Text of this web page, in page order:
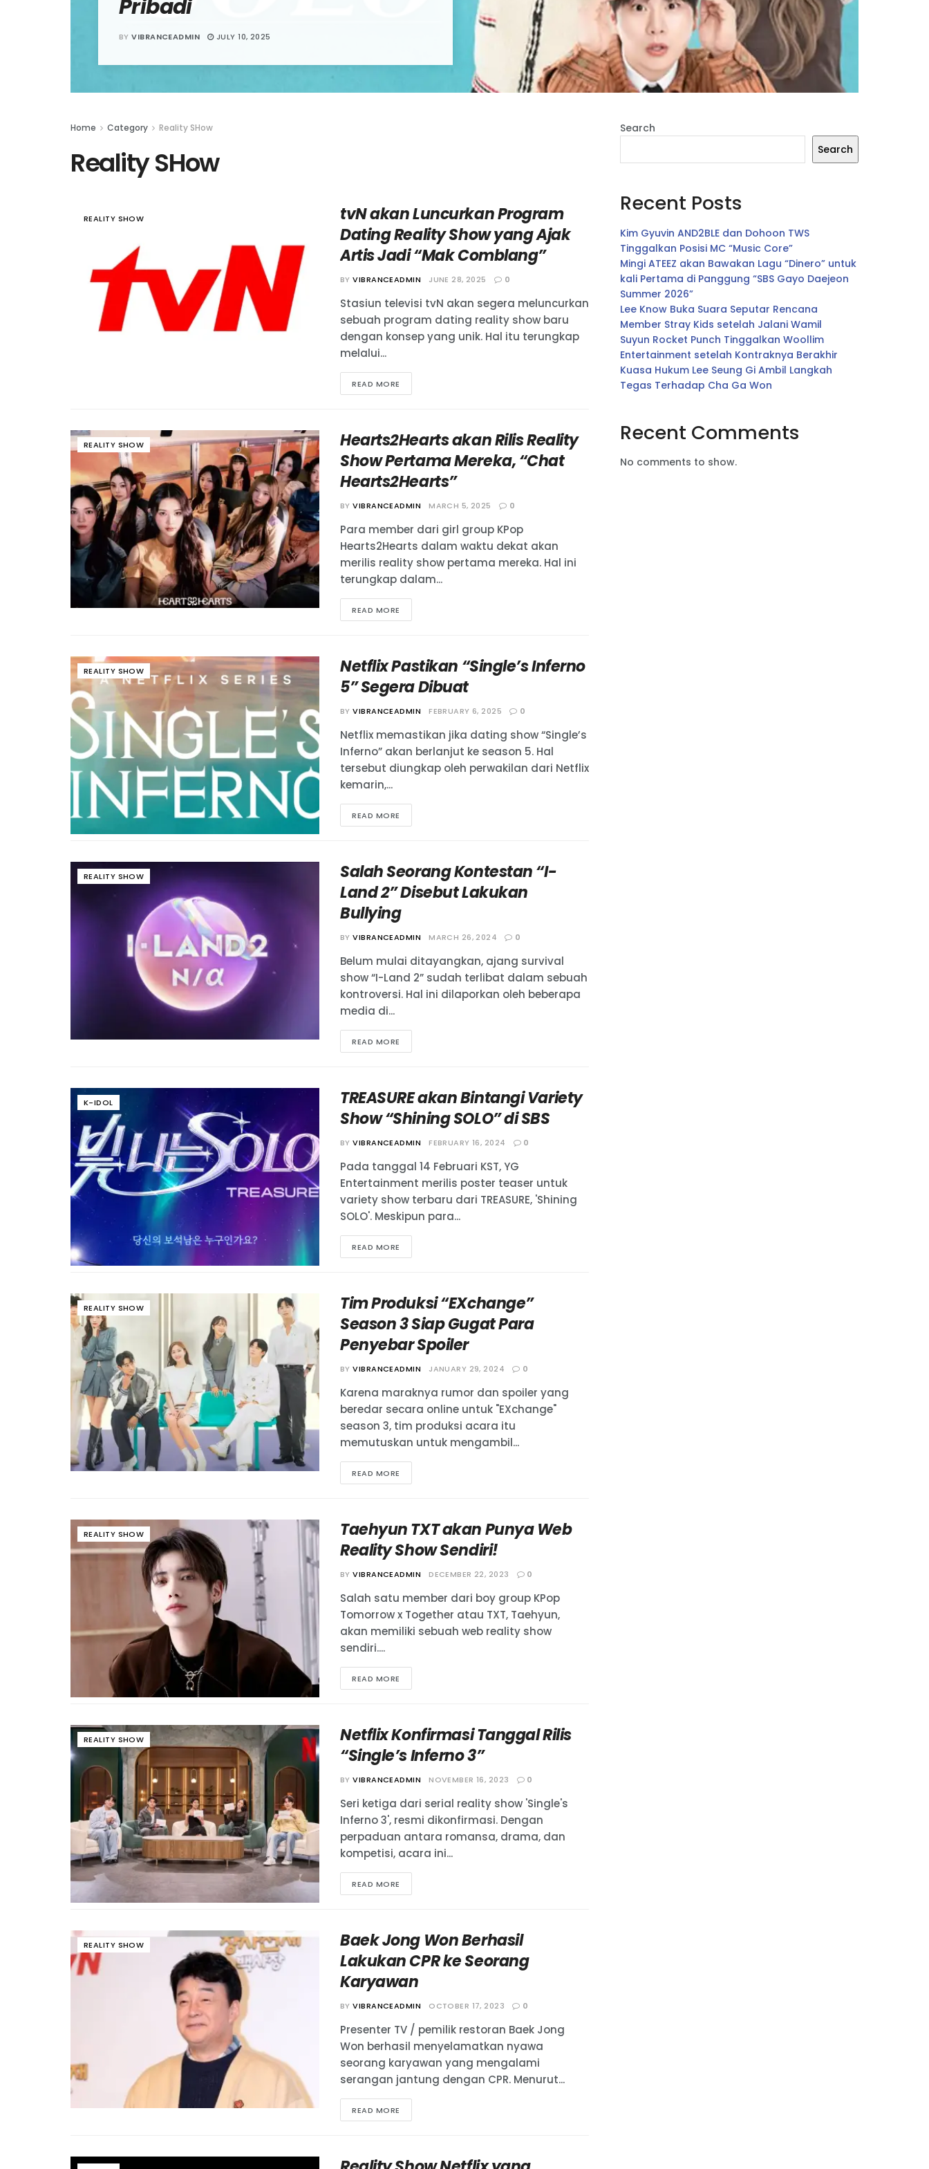
Pribadi
BY VIBRANCEADMIN JULY 10, 2025
Home Category Reality SHow
Reality SHow
REALITY SHOW
tvN akan Luncurkan Program
Dating Reality Show yang Ajak
Artis Jadi “Mak Comblang”
BY VIBRANCEADMIN JUNE 28, 2025 0
Stasiun televisi tvN akan segera meluncurkan
sebuah program dating reality show baru
dengan konsep yang unik. Hal itu terungkap
melalui...
READ MORE
REALITY SHOW
Hearts2Hearts akan Rilis Reality
Show Pertama Mereka, “Chat
Hearts2Hearts”
BY VIBRANCEADMIN MARCH 5, 2025 0
Para member dari girl group KPop
Hearts2Hearts dalam waktu dekat akan
merilis reality show pertama mereka. Hal ini
terungkap dalam...
READ MORE
REALITY SHOW
Netflix Pastikan “Single’s Inferno
5” Segera Dibuat
BY VIBRANCEADMIN FEBRUARY 6, 2025 0
Netflix memastikan jika dating show “Single’s
Inferno” akan berlanjut ke season 5. Hal
tersebut diungkap oleh perwakilan dari Netflix
kemarin,...
READ MORE
REALITY SHOW
Salah Seorang Kontestan “I-
Land 2” Disebut Lakukan
Bullying
BY VIBRANCEADMIN MARCH 26, 2024 0
Belum mulai ditayangkan, ajang survival
show “I-Land 2” sudah terlibat dalam sebuah
kontroversi. Hal ini dilaporkan oleh beberapa
media di...
READ MORE
K-IDOL
TREASURE akan Bintangi Variety
Show “Shining SOLO” di SBS
BY VIBRANCEADMIN FEBRUARY 16, 2024 0
Pada tanggal 14 Februari KST, YG
Entertainment merilis poster teaser untuk
variety show terbaru dari TREASURE, 'Shining
SOLO'. Meskipun para...
READ MORE
REALITY SHOW
Tim Produksi “EXchange”
Season 3 Siap Gugat Para
Penyebar Spoiler
BY VIBRANCEADMIN JANUARY 29, 2024 0
Karena maraknya rumor dan spoiler yang
beredar secara online untuk "EXchange"
season 3, tim produksi acara itu
memutuskan untuk mengambil...
READ MORE
REALITY SHOW
Taehyun TXT akan Punya Web
Reality Show Sendiri!
BY VIBRANCEADMIN DECEMBER 22, 2023 0
Salah satu member dari boy group KPop
Tomorrow x Together atau TXT, Taehyun,
akan memiliki sebuah web reality show
sendiri....
READ MORE
REALITY SHOW
Netflix Konfirmasi Tanggal Rilis
“Single’s Inferno 3”
BY VIBRANCEADMIN NOVEMBER 16, 2023 0
Seri ketiga dari serial reality show 'Single's
Inferno 3', resmi dikonfirmasi. Dengan
perpaduan antara romansa, drama, dan
kompetisi, acara ini...
READ MORE
REALITY SHOW
Baek Jong Won Berhasil
Lakukan CPR ke Seorang
Karyawan
BY VIBRANCEADMIN OCTOBER 17, 2023 0
Presenter TV / pemilik restoran Baek Jong
Won berhasil menyelamatkan nyawa
seorang karyawan yang mengalami
serangan jantung dengan CPR. Menurut...
READ MORE
Search
Search
Recent Posts
Kim Gyuvin AND2BLE dan Dohoon TWS
Tinggalkan Posisi MC “Music Core”
Mingi ATEEZ akan Bawakan Lagu “Dinero” untuk
kali Pertama di Panggung “SBS Gayo Daejeon
Summer 2026”
Lee Know Buka Suara Seputar Rencana
Member Stray Kids setelah Jalani Wamil
Suyun Rocket Punch Tinggalkan Woollim
Entertainment setelah Kontraknya Berakhir
Kuasa Hukum Lee Seung Gi Ambil Langkah
Tegas Terhadap Cha Ga Won
Recent Comments
No comments to show.